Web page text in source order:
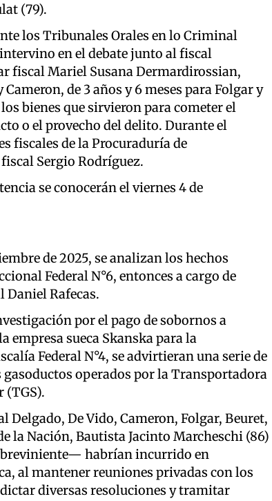
(79).
los Tribunales Orales en lo Criminal
en el debate junto al fiscal
fiscal Mariel Susana Dermardirossian,
de 3 años y 6 meses para Folgar y
bienes que sirvieron para cometer el
o el provecho del delito. Durante el
fiscales de la Procuraduría de
Sergio Rodríguez.
se conocerán el viernes 4 de
de 2025, se analizan los hechos
Federal N°6, entonces a cargo de
Daniel Rafecas.
por el pago de sobornos a
empresa sueca Skanska para la
Federal N°4, se advirtieran una serie de
operados por la Transportadora
(TGS).
De Vido, Cameron, Folgar, Beuret,
la Nación, Bautista Jacinto Marcheschi (86)
habrían incurrido en
al mantener reuniones privadas con los
diversas resoluciones y tramitar